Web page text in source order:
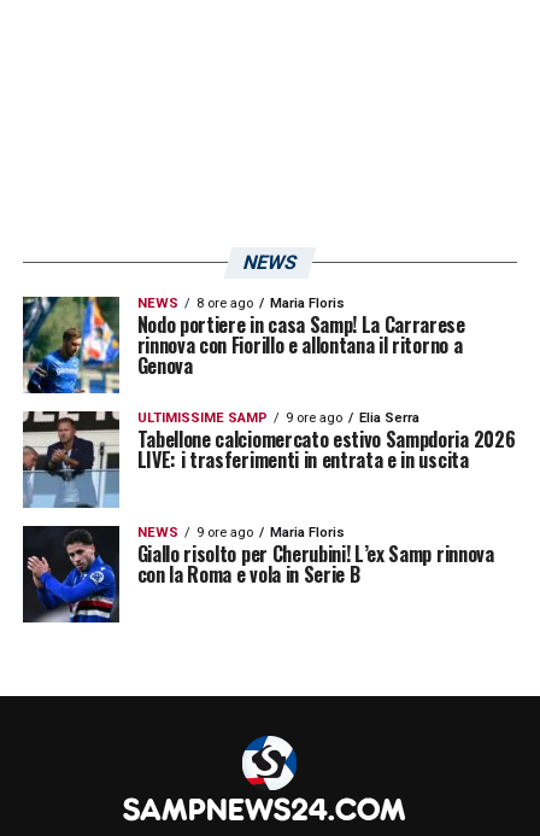
NEWS
NEWS 8 ore ago Maria Floris
Nodo portiere in casa Samp! La Carrarese
rinnova con Fiorillo e allontana il ritorno a
Genova
ULTIMISSIME SAMP 9 ore ago Elia Serra
Tabellone calciomercato estivo Sampdoria 2026
LIVE: i trasferimenti in entrata e in uscita
NEWS 9 ore ago Maria Floris
Giallo risolto per Cherubini! L’ex Samp rinnova
con la Roma e vola in Serie B